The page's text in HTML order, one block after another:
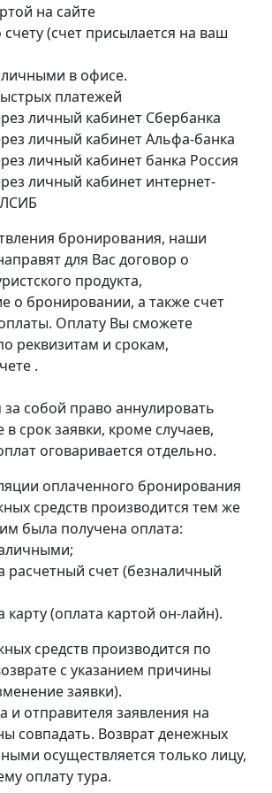
на сайте
(счет присылается на ваш
в офисе.
платежей
личный кабинет Cбербанка
личный кабинет Альфа-банка
личный кабинет банка Россия
личный кабинет интернет-
бронирования, наши
для Вас договор о
продукта,
о бронировании, а также счет
Оплату Вы сможете
реквизитам и срокам,
.
собой право аннулировать
срок заявки, кроме случаев,
оговаривается отдельно.
оплаченного бронирования
средств производится тем же
была получена оплата:
расчетный счет (безналичный
карту (оплата картой он-лайн).
средств производится по
с указанием причины
заявки).
и отправителя заявления на
совпадать. Возврат денежных
осуществляется только лицу,
оплату тура.